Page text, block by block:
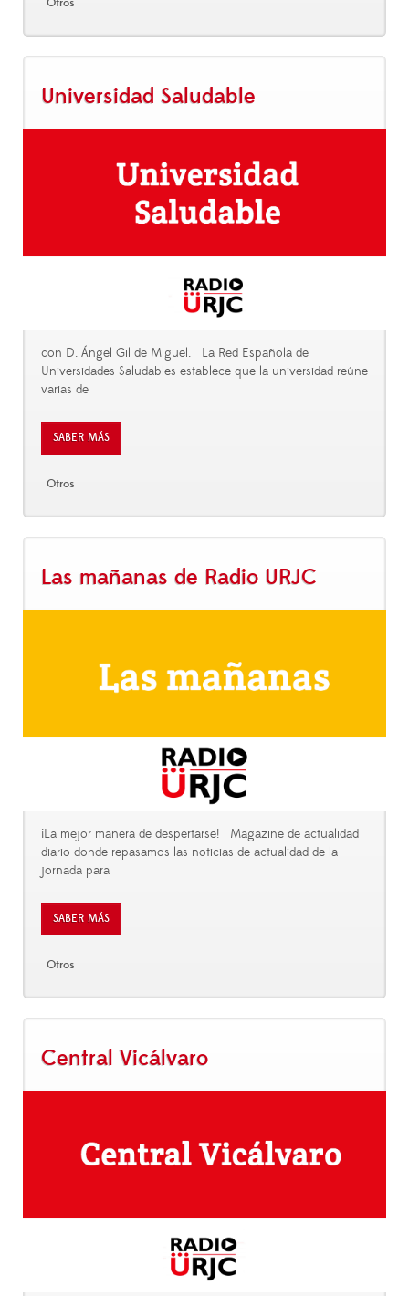
Otros
Universidad Saludable
con D. Ángel Gil de Miguel. La Red Española de
Universidades Saludables establece que la universidad reúne
varias de
SABER MÁS
Otros
Las mañanas de Radio URJC
¡La mejor manera de despertarse! Magazine de actualidad
diario donde repasamos las noticias de actualidad de la
jornada para
SABER MÁS
Otros
Central Vicálvaro